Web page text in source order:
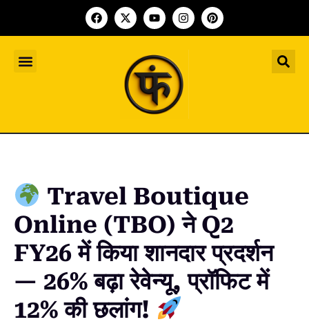
Travel Boutique
Online (TBO) ने Q2
FY26 में किया शानदार प्रदर्शन
— 26% बढ़ा रेवेन्यू, प्रॉफिट में
12% की छलांग!